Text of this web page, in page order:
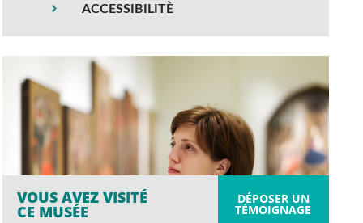
ACCESSIBILITÈ
DÉPOSER UN
TÉMOIGNAGE
VOUS AVEZ VISITÉ
CE MUSÉE